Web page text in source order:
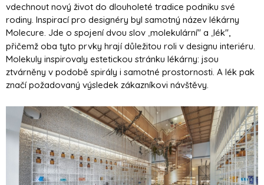
vdechnout nový život do dlouholeté tradice podniku své
rodiny. Inspirací pro designéry byl samotný název lékárny
Molecure. Jde o spojení dvou slov molekulární" a lék",
přičemž oba tyto prvky hrají důležitou roli v designu interiéru.
Molekuly inspirovaly estetickou stránku lékárny: jsou
ztvárněny v podobě spirály i samotné prostornosti. A lék pak
značí požadovaný výsledek zákazníkovi návštěvy.